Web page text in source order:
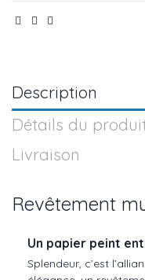
Description
Détails du
Livraison
Revêtement
Un papier peint
Splendeur, c’est